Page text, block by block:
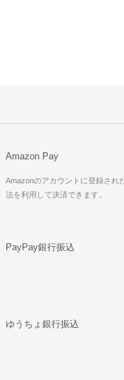
Amazon Pay
Amazonのアカウントに登録され
法を利用して決済できます。
PayPay銀行振込
ゆうちょ銀行振込